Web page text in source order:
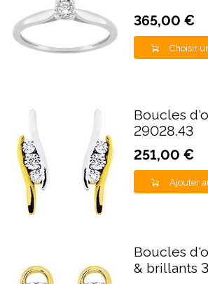
365,00 €
Choisir
Boucles
29028.43
251,00 €
Ajouter
Boucles
& brillants